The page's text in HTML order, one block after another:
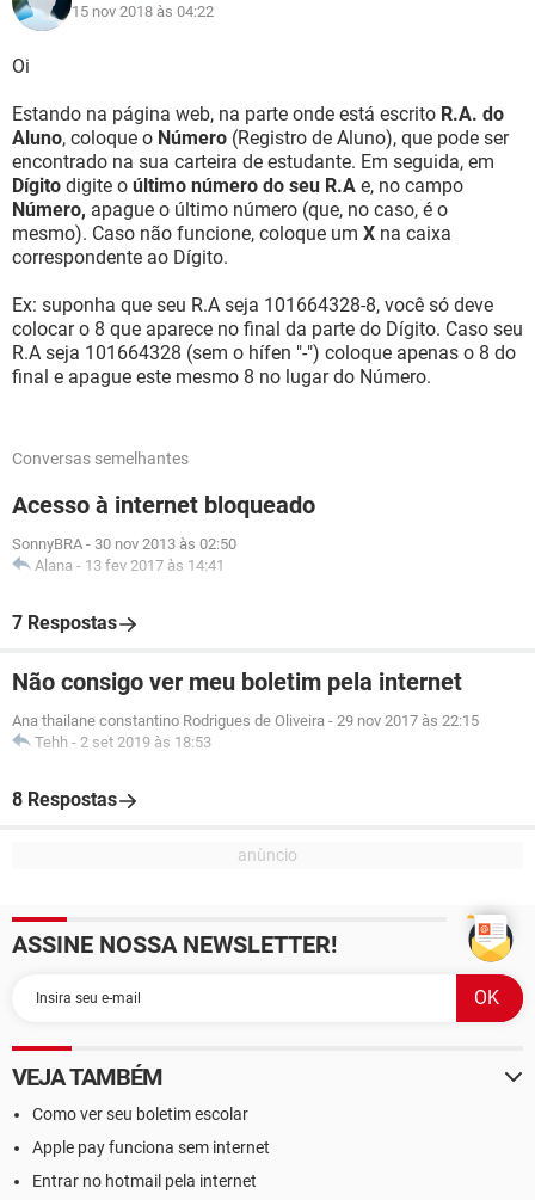
15 nov 2018 às 04:22
Oi
Estando na página web, na parte onde está escrito R.A. do
Aluno, coloque o Número (Registro de Aluno), que pode ser
encontrado na sua carteira de estudante. Em seguida, em
Dígito digite o último número do seu R.A e, no campo
Número, apague o último número (que, no caso, é o
mesmo). Caso não funcione, coloque um X na caixa
correspondente ao Dígito.
Ex: suponha que seu R.A seja 101664328-8, você só deve
colocar o 8 que aparece no final da parte do Dígito. Caso seu
R.A seja 101664328 (sem o hífen "-") coloque apenas o 8 do
final e apague este mesmo 8 no lugar do Número.
Conversas semelhantes
Acesso à internet bloqueado
SonnyBRA - 30 nov 2013 às 02:50
Alana - 13 fev 2017 às 14:41
7 Respostas
Não consigo ver meu boletim pela internet
Ana thailane constantino Rodrigues de Oliveira - 29 nov 2017 às 22:15
Tehh - 2 set 2019 às 18:53
8 Respostas
ASSINE NOSSA NEWSLETTER!
VEJA TAMBÉM
Como ver seu boletim escolar
Apple pay funciona sem internet
Entrar no hotmail pela internet